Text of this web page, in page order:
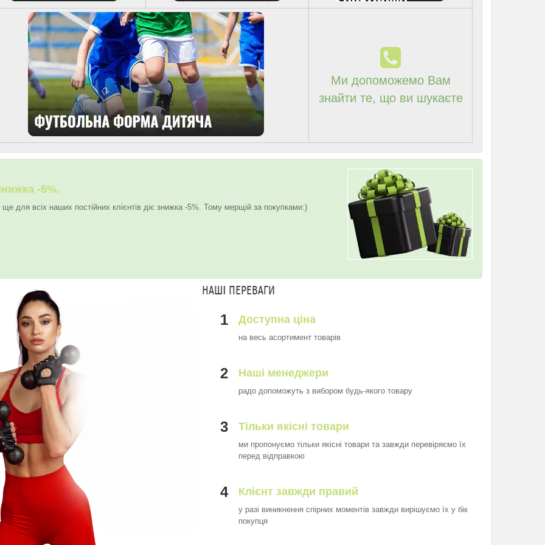
Ми допоможемо Вам
знайти те, що ви шукаєте
-5%.
для всіх наших постійних клієнтів діє знижка -5%. Тому мерщій за покупками:)
НАШІ ПЕРЕВАГИ
1 Доступна ціна
на весь асортимент товарів
2 Наші менеджери
радо допоможуть з вибором будь-якого товару
3 Тільки якісні товари
ми пропонуємо тільки якісні товари та завжди перевіряємо їх
перед відправкою
4 Клієнт завжди правий
у разі виникнення спірних моментів завжди вирішуємо їх у бік
покупця